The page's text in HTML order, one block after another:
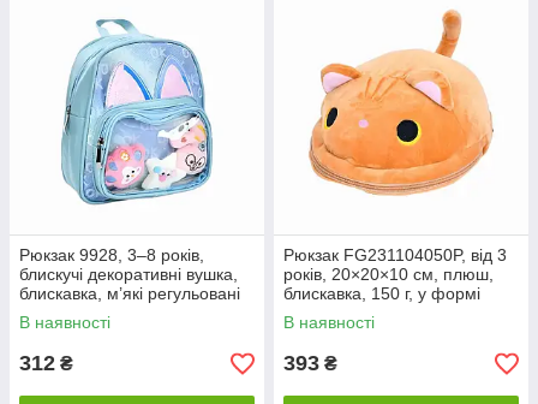
Рюкзак 9928, 3–8 років,
блискучі декоративні вушка,
блискавка, м’які регульовані
лямки, 24×20×10 см,
блакитний
В наявності
312 ₴
Рюкзак FG231104050P, від 3
років, 20×20×10 см, плюш,
блискавка, 150 г, у формі
кота, помаранчевий
В наявності
393 ₴